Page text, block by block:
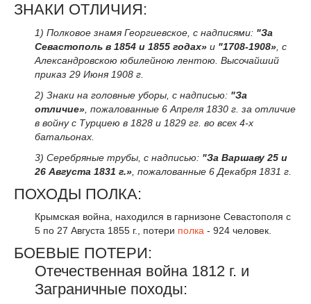
ЗНАКИ ОТЛИЧИЯ:
1) Полковое знамя Георгиевское, с надписями: "За
Севастополь в 1854 и 1855 годах» и "1708-1908» , с
Александровскою юбилейною лентою. Высочайший
приказ 29 Июня 1908 г.
2) Знаки на головные уборы, с надписью: "За
отличие» , пожалованные 6 Апреля 1830 г. за отличие
в войну с Турциею в 1828 и 1829 гг. во всех 4-х
батальонах.
3) Серебряные трубы, с надписью: "За Варшаву 25 и
26 Августа 1831 г.» , пожалованные 6 Декабря 1831 г.
ПОХОДЫ ПОЛКА:
Крымская война, находился в гарнизоне Севастополя с
5 по 27 Августа 1855 г., потери полка - 924 человек.
БОЕВЫЕ ПОТЕРИ:
Отечественная война 1812 г. и
Заграничные походы: